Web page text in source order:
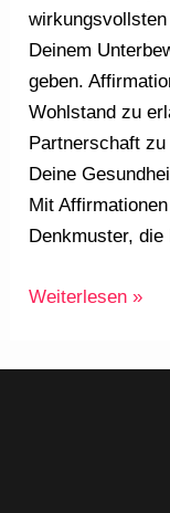
Deinem
geben.
Wohlstand zu
Partnerschaft
Deine
Mit
Denkmuster,
Weiterlesen »